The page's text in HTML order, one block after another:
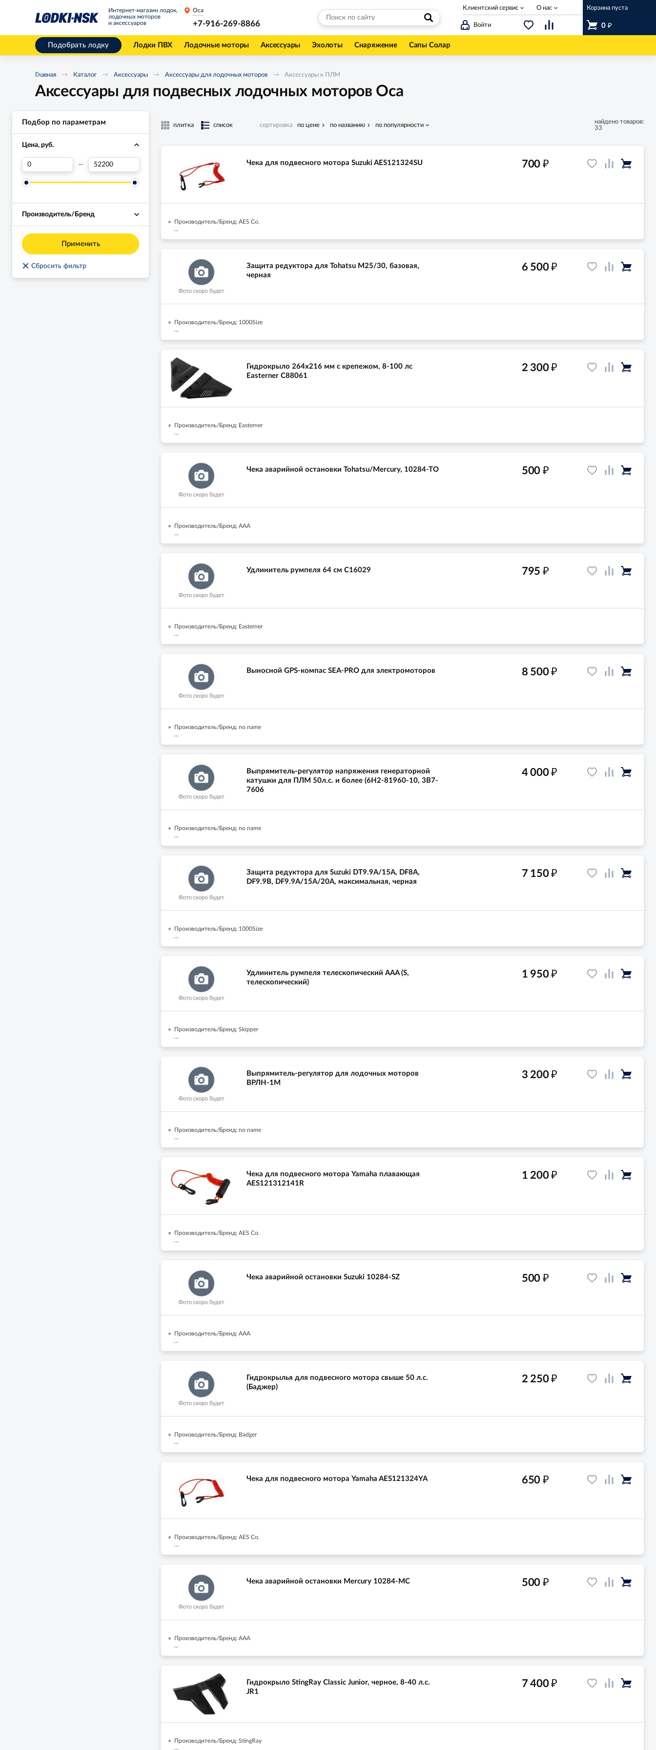
Интернет-магазин лодок,
лодочных моторов
и аксессуаров
Войти
Корзина пуста
0 ₽
Оса
+7-916-269-8866
Клиентский сервис О нас
Подобрать лодку Лодки ПВХ Лодочные моторы Аксессуары Эхолоты Снаряжение Сапы Солар
Главная Каталог Аксессуары Аксессуары для лодочных моторов Аксессуары к ПЛМ
Аксессуары для подвесных лодочных моторов Оса
Подбор по параметрам
Цена, руб.
—
Производитель/Бренд
Применить
× Сбросить фильтр
плитка список сортировка по цене по названию по популярности
найдено товаров:
33
Чека для подвесного мотора Suzuki AES121324SU
Производитель/Бренд: AES Co.
...
700 ₽
Защита редуктора для Tohatsu M25/30, базовая,
черная
Производитель/Бренд: 1000Size
...
6 500₽
Гидрокрыло 264х216 мм с крепежом, 8-100 лс
Easterner C88061
Производитель/Бренд: Easterner
...
2 300₽
Чека аварийной остановки Tohatsu/Mercury, 10284-TO
Производитель/Бренд: AAA
...
500 ₽
Удлинитель румпеля 64 см C16029
Производитель/Бренд: Easterner
...
795 ₽
Выносной GPS-компас SEA-PRO для электромоторов
Производитель/Бренд: no name
...
8 500₽
Выпрямитель-регулятор напряжения генераторной
катушки для ПЛМ 50л.с. и более (6H2-81960-10, 3B7-
7606
Производитель/Бренд: no name
...
4 000₽
Защита редуктора для Suzuki DT9.9A/15A, DF8A,
DF9.9B, DF9.9A/15A/20A, максимальная, черная
Производитель/Бренд: 1000Size
...
7 150₽
Удлинитель румпеля телескопический AAA (S,
телескопический)
Производитель/Бренд: Skipper
...
1 950₽
Выпрямитель-регулятор для лодочных моторов
ВРЛН-1М
Производитель/Бренд: no name
...
3 200₽
Чека для подвесного мотора Yamaha плавающая
AES121312141R
Производитель/Бренд: AES Co.
...
1 200₽
Чека аварийной остановки Suzuki 10284-SZ
Производитель/Бренд: AAA
...
500 ₽
Гидрокрылья для подвесного мотора свыше 50 л.с.
(Баджер)
Производитель/Бренд: Badger
...
2 250₽
Чека для подвесного мотора Yamaha AES121324YA
Производитель/Бренд: AES Co.
...
650 ₽
Чека аварийной остановки Mercury 10284-MC
Производитель/Бренд: AAA
...
500 ₽
Гидрокрыло StingRay Classic Junior, черное, 8-40 л.с.
JR1
Производитель/Бренд: StingRay
...
7 400₽